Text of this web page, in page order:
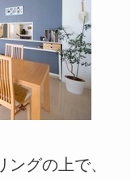
グの上で、